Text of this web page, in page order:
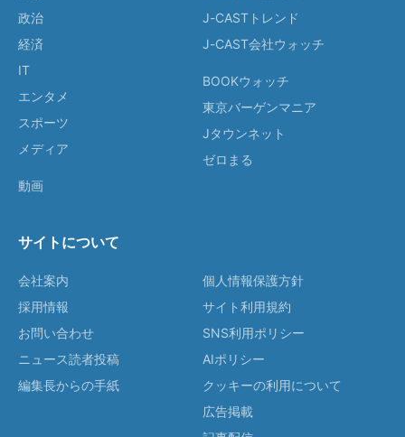
政治
経済
IT
エンタメ
スポーツ
メディア
動画
J-CASTトレンド
J-CAST会社ウォッチ
BOOKウォッチ
東京バーゲンマニア
Jタウンネット
ゼロまる
サイトについて
会社案内
採用情報
お問い合わせ
ニュース読者投稿
編集長からの手紙
個人情報保護方針
サイト利用規約
SNS利用ポリシー
AIポリシー
クッキーの利用について
広告掲載